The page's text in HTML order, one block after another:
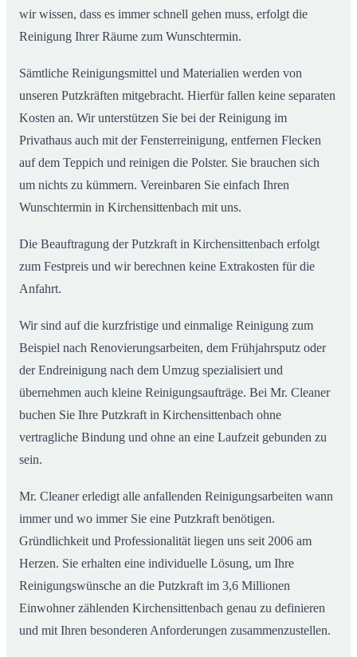
wir wissen, dass es immer schnell gehen muss, erfolgt die
Reinigung Ihrer Räume zum Wunschtermin.
Sämtliche Reinigungsmittel und Materialien werden von
unseren Putzkräften mitgebracht. Hierfür fallen keine separaten
Kosten an. Wir unterstützen Sie bei der Reinigung im
Privathaus auch mit der Fensterreinigung, entfernen Flecken
auf dem Teppich und reinigen die Polster. Sie brauchen sich
um nichts zu kümmern. Vereinbaren Sie einfach Ihren
Wunschtermin in Kirchensittenbach mit uns.
Die Beauftragung der Putzkraft in Kirchensittenbach erfolgt
zum Festpreis und wir berechnen keine Extrakosten für die
Anfahrt.
Wir sind auf die kurzfristige und einmalige Reinigung zum
Beispiel nach Renovierungsarbeiten, dem Frühjahrsputz oder
der Endreinigung nach dem Umzug spezialisiert und
übernehmen auch kleine Reinigungsaufträge. Bei Mr. Cleaner
buchen Sie Ihre Putzkraft in Kirchensittenbach ohne
vertragliche Bindung und ohne an eine Laufzeit gebunden zu
sein.
Mr. Cleaner erledigt alle anfallenden Reinigungsarbeiten wann
immer und wo immer Sie eine Putzkraft benötigen.
Gründlichkeit und Professionalität liegen uns seit 2006 am
Herzen. Sie erhalten eine individuelle Lösung, um Ihre
Reinigungswünsche an die Putzkraft im 3,6 Millionen
Einwohner zählenden Kirchensittenbach genau zu definieren
und mit Ihren besonderen Anforderungen zusammenzustellen.